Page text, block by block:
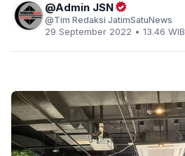
Admin JSN
Tim Redaksi JatimSatuNews
29 September 2022 • 13.46 WIB